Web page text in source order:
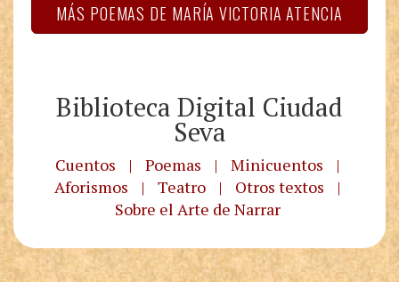
MÁS POEMAS DE MARÍA VICTORIA ATENCIA
Biblioteca Digital Ciudad
Seva
Cuentos | Poemas | Minicuentos
|
Aforismos
| Teatro | Otros textos
|
Sobre el Arte de Narrar